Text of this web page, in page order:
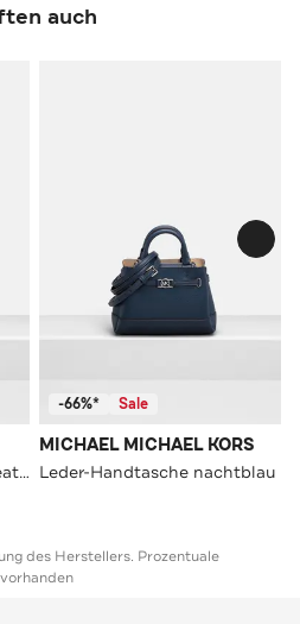
auch
Schultertasche 'Maxon Heather' creme
-66%* Sale
MICHAEL MICHAEL KORS
Leder-Handtasche nachtblau
des Herstellers. Prozentuale